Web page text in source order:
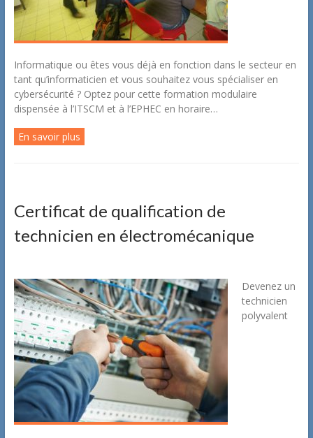
Informatique ou êtes vous déjà en fonction dans le secteur en
tant qu’informaticien et vous souhaitez vous spécialiser en
cybersécurité ? Optez pour cette formation modulaire
dispensée à l’ITSCM et à l’EPHEC en horaire…
En savoir plus
Certificat de qualification de
technicien en électromécanique
Devenez un
technicien
polyvalent